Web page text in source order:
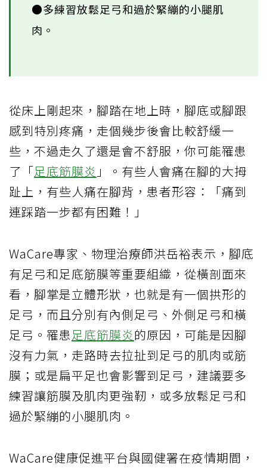
●多練習放鬆足弓和過於緊繃的小腿肌
肉。
從床上剛起來，腳踏在地上時，腳底或腳跟
感到特別疼痛，走個幾步後會比較舒緩一
些，不過走久了還是會不舒服，你可能罹患
了「足底筋膜炎 」。有些人會痛在腳的大拇
趾上，有些人痛在腳背，患者形容：「痛到
連踩踏一步都有困難！」
WaCare專家、物理治療師洪岳裕表示，腳底
有足弓和足底筋膜等重要組織，從橫剖面來
看，腳掌是立體形狀，也就是有一個拱形的
足弓，而且分別有內側足弓、外側足弓和橫
足弓。罹患足底筋膜炎的原因，可能是因腳
沒有力氣，走路時去拉扯到足弓的肌肉或筋
膜；或是扁平足也會影響到足弓，建議要多
練習讓筋膜及肌肉更強靭，或多放鬆足弓和
過於緊繃的小腿肌肉。
WaCare健康促進平台與國健署在疫情期間，